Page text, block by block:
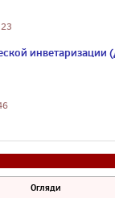
Огляди